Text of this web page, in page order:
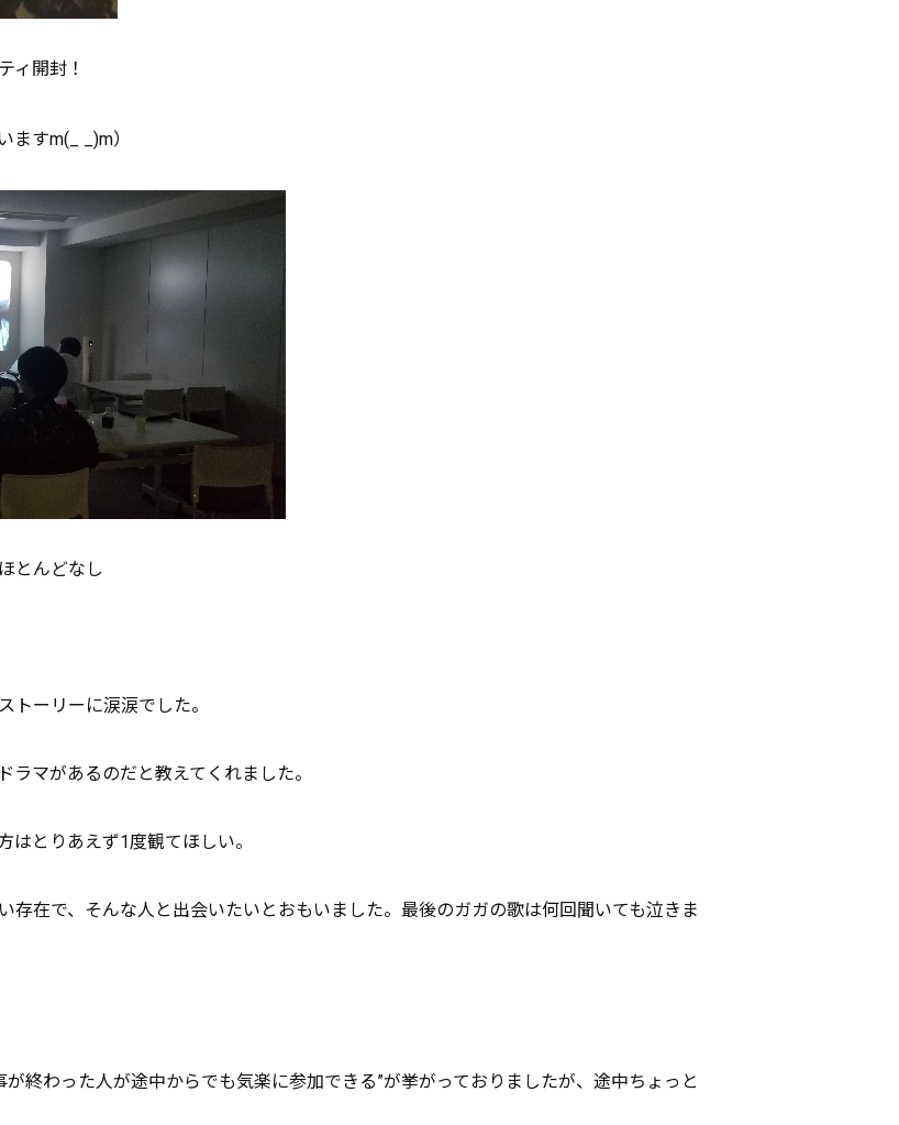
ィ開封！
ますm(_ _)m）
とんどなし
トーリーに涙涙でした。
ラマがあるのだと教えてくれました。
はとりあえず1度観てほしい。
存在で、そんな人と出会いたいとおもいました。最後のガガの歌は何回聞いても泣きま
終わった人が途中からでも気楽に参加できる”が挙がっておりましたが、途中ちょっと